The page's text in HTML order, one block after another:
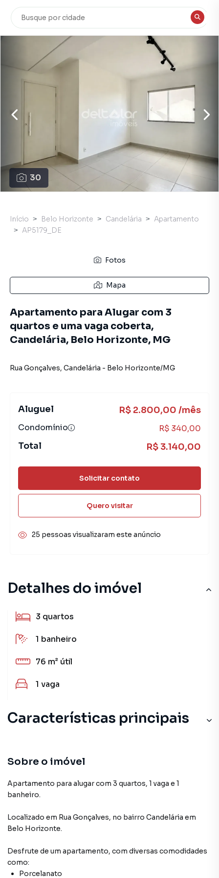
30
Detalhes do imóvel
3 quartos
1 banheiro
76 m² útil
1 vaga
Características principais
Cozinha
Armário Cozinha
Porcelanato
Sobre o imóvel
Apartamento para alugar com 3 quartos, 1 vaga e 1
banheiro.
Localizado em Rua Gonçalves, no bairro Candelária em
Belo Horizonte.
Desfrute de um apartamento, com diversas comodidades
como:
Porcelanato
Início Belo Horizonte Candelária
Apartamento
AP5179_DE
Fotos
Mapa
Apartamento para Alugar com 3
quartos e uma vaga coberta,
Candelária, Belo Horizonte, MG
Rua Gonçalves, Candelária - Belo Horizonte/MG
Aluguel R$ 2.800,00 /mês
Condomínio R$ 340,00
Total R$ 3.140,00
Solicitar contato
Quero visitar
25 pessoas visualizaram este anúncio